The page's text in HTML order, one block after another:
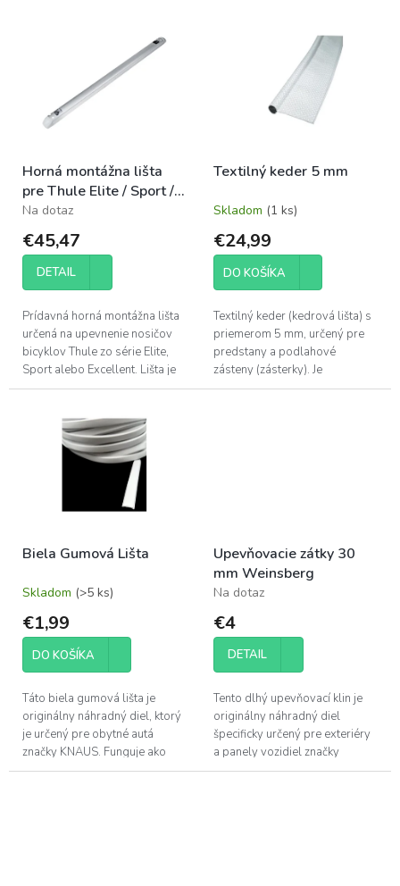
o
vd
u
k
t
o
Horná montážna lišta
pre Thule Elite / Sport /
Excellent
Na dotaz
€45,47
DETAIL
Prídavná horná montážna lišta
určená na upevnenie nosičov
bicyklov Thule zo série Elite,
Sport alebo Excellent. Lišta je
navrhnutá so skrytými
bodmi...
Textilný keder 5 mm
Skladom (1 ks)
€24,99
DO KOŠÍKA
Textilný keder (kedrová lišta) s
priemerom 5 mm, určený pre
predstany a podlahové
zásteny (zásterky). Je
obojstranne opláštený.
Biela Gumová Lišta
Skladom (>5 ks)
€1,99
DO KOŠÍKA
Táto biela gumová lišta je
originálny náhradný diel, ktorý
je určený pre obytné autá
značky KNAUS. Funguje ako
tesniaci alebo krycí profil.
Upevňovacie zátky 30
mm Weinsberg
Na dotaz
€4
DETAIL
Tento dlhý upevňovací klin je
originálny náhradný diel
špecificky určený pre exteriéry
a panely vozidiel značky
Weinsberg. Farba je zladená s